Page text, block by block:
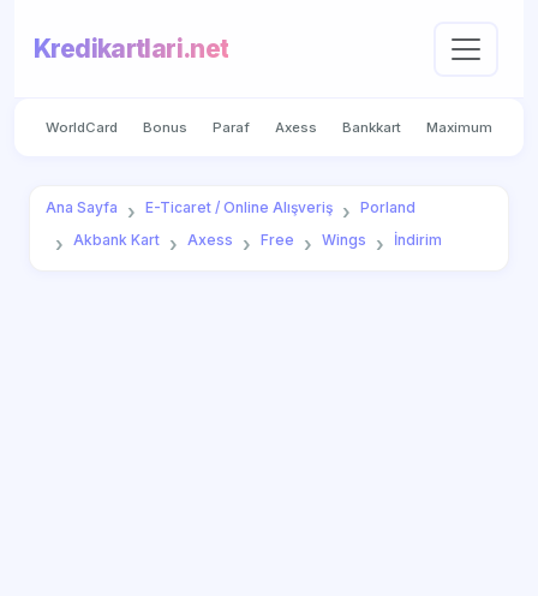
Kredikartlari.net
WorldCard Bonus Paraf Axess Bankkart Maximum
Ana Sayfa E-Ticaret / Online Alışveriş
Porland
Akbank Kart
Axess Free Wings İndirim